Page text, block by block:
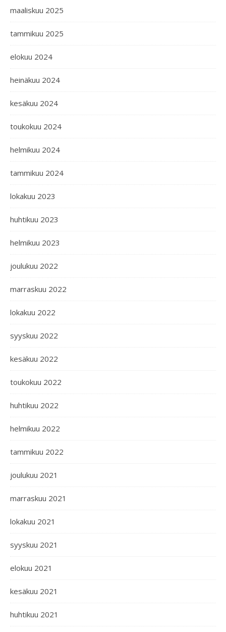
maaliskuu 2025
tammikuu 2025
elokuu 2024
heinäkuu 2024
kesäkuu 2024
toukokuu 2024
helmikuu 2024
tammikuu 2024
lokakuu 2023
huhtikuu 2023
helmikuu 2023
joulukuu 2022
marraskuu 2022
lokakuu 2022
syyskuu 2022
kesäkuu 2022
toukokuu 2022
huhtikuu 2022
helmikuu 2022
tammikuu 2022
joulukuu 2021
marraskuu 2021
lokakuu 2021
syyskuu 2021
elokuu 2021
kesäkuu 2021
huhtikuu 2021